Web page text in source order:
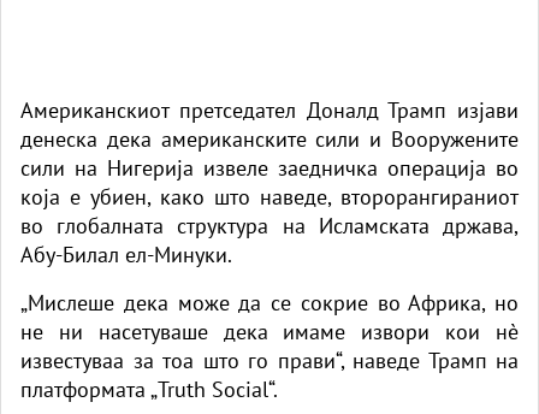
Американскиот претседател Доналд Трамп изјави
денеска дека американските сили и Вооружените
сили на Нигерија извеле заедничка операција во
која е убиен, како што наведе, второрангираниот
во глобалната структура на Исламската држава,
Абу-Билал ел-Минуки.
„Мислеше дека може да се сокрие во Африка, но
не ни насетуваше дека имаме извори кои нè
известуваа за тоа што го прави“, наведе Трамп на
платформата „Truth Social“.